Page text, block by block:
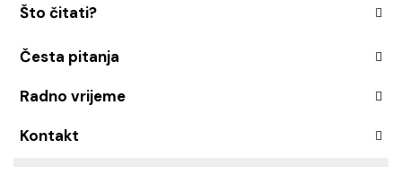
Što čitati?
Česta pitanja
Radno vrijeme
Kontakt